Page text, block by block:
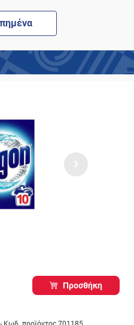
Προσθήκη